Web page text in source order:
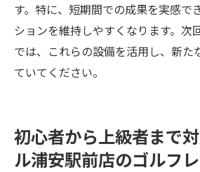
す。特に、短期間での成果を実感で
ションを維持しやすくなります。次
では、これらの設備を活用し、新た
ていてください。
初心者から上級者まで
ル浦安駅前店のゴルフ